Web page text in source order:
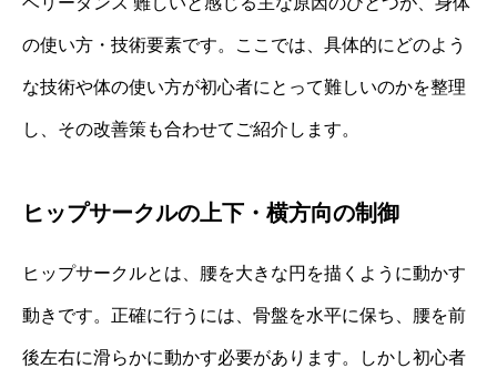
の使い方・技術要素です。ここでは、具体的にどのよう
な技術や体の使い方が初心者にとって難しいのかを整理
し、その改善策も合わせてご紹介します。
ヒップサークルの上下・横方向の制御
ヒップサークルとは、腰を大きな円を描くように動かす
動きです。正確に行うには、骨盤を水平に保ち、腰を前
後左右に滑らかに動かす必要があります。しかし初心者